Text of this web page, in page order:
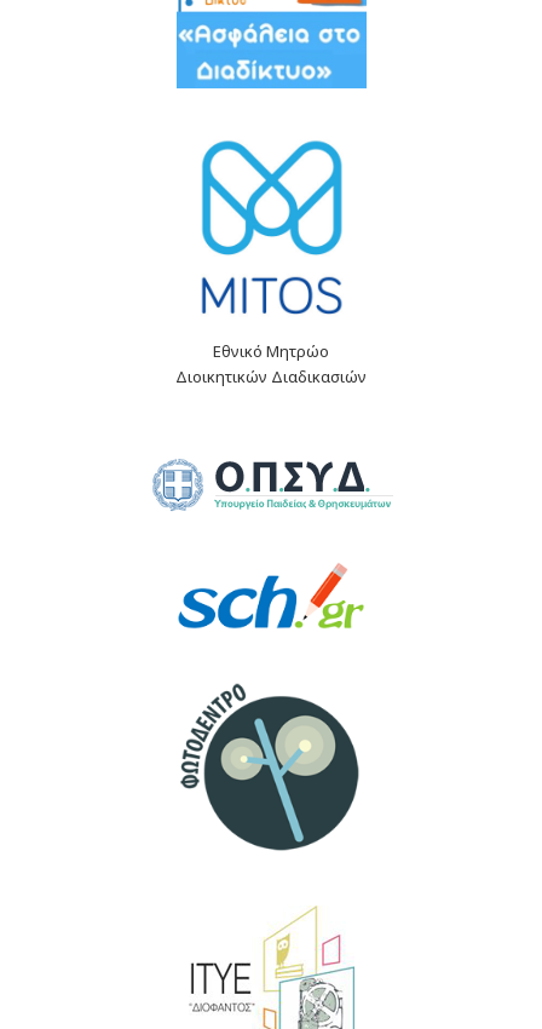
Εθνικό Μητρώο
Διοικητικών Διαδικασιών